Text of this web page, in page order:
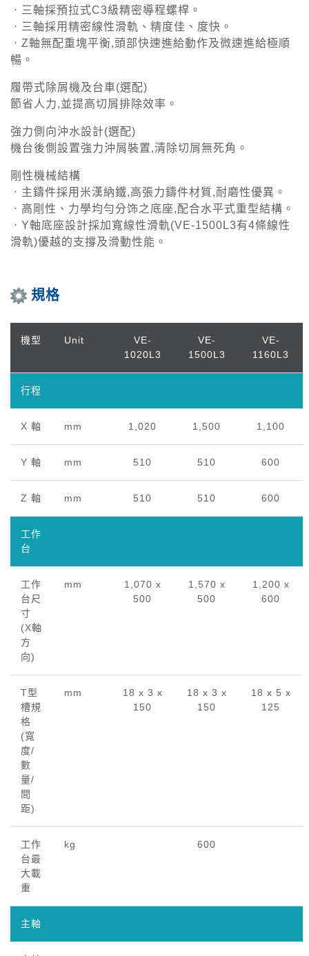
ㆍ三軸採預拉式C3級精密導程螺桿。
ㆍ三軸採用精密線性滑軌、精度佳、度快。
ㆍZ軸無配重塊平衡,頭部快速進給動作及微速進給極順
暢。
履帶式除屑機及台車(選配)
節省人力,並提高切屑排除效率。
強力側向沖水設計(選配)
機台後側設置強力沖屑裝置,清除切屑無死角。
剛性機械結構
ㆍ主鑄件採用米漢納鐵,高張力鑄件材質,耐磨性優異。
ㆍ高剛性、力學均勻分饰之底座,配合水平式重型結構。
ㆍY軸底座設計採加寬線性滑軌(VE-1500L3有4條線性
滑軌)優越的支撐及滑動性能。
規格
機型 Unit
VE-
1020L3
VE-
1500L3
VE-
1160L3
行程
X 軸 mm 1,020 1,500 1,100
Y 軸 mm 510 510 600
Z 軸 mm 510 510 600
工作
台
工作
台尺
寸
(X軸
方
向)
mm
1,070 x
500
1,570 x
500
1,200 x
600
T型
槽規
格
(寬
度/
數
量/
間
距)
mm
18 x 3 x
150
18 x 3 x
150
18 x 5 x
125
工作
台最
大載
重
kg 600
主軸